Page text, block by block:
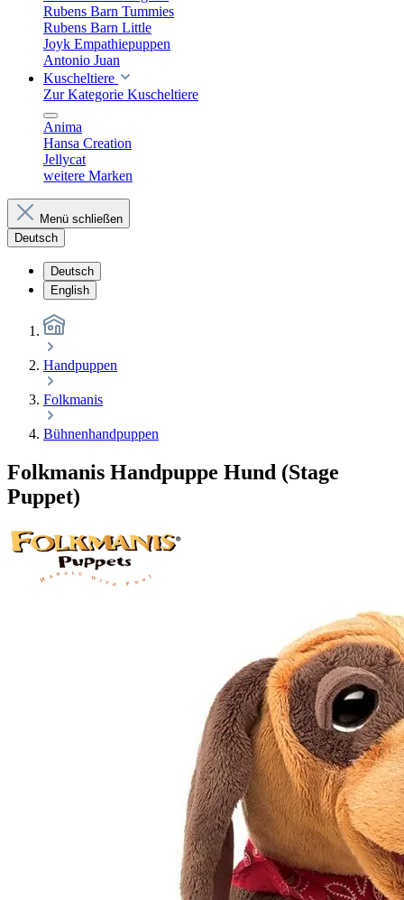
Rubens Barn Tummies
Rubens Barn Little
Joyk Empathiepuppen
Antonio Juan
Kuscheltiere
Zur Kategorie Kuscheltiere
Anima
Hansa Creation
Jellycat
weitere Marken
Menü schließen
Deutsch
Deutsch
English
Handpuppen
Folkmanis
Bühnenhandpuppen
Folkmanis Handpuppe Hund (Stage
Puppet)